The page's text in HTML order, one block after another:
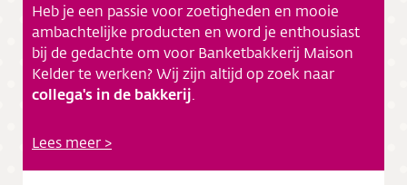
Webshop
Verkooppunten
Bezorging
Heb je een passie voor zoetigheden en mooie
ambachtelijke producten en word je enthousiast
bij de gedachte om voor Banketbakkerij Maison
Kelder te werken? Wij zijn altijd op zoek naar
collega's in de bakkerij.
Lees meer >